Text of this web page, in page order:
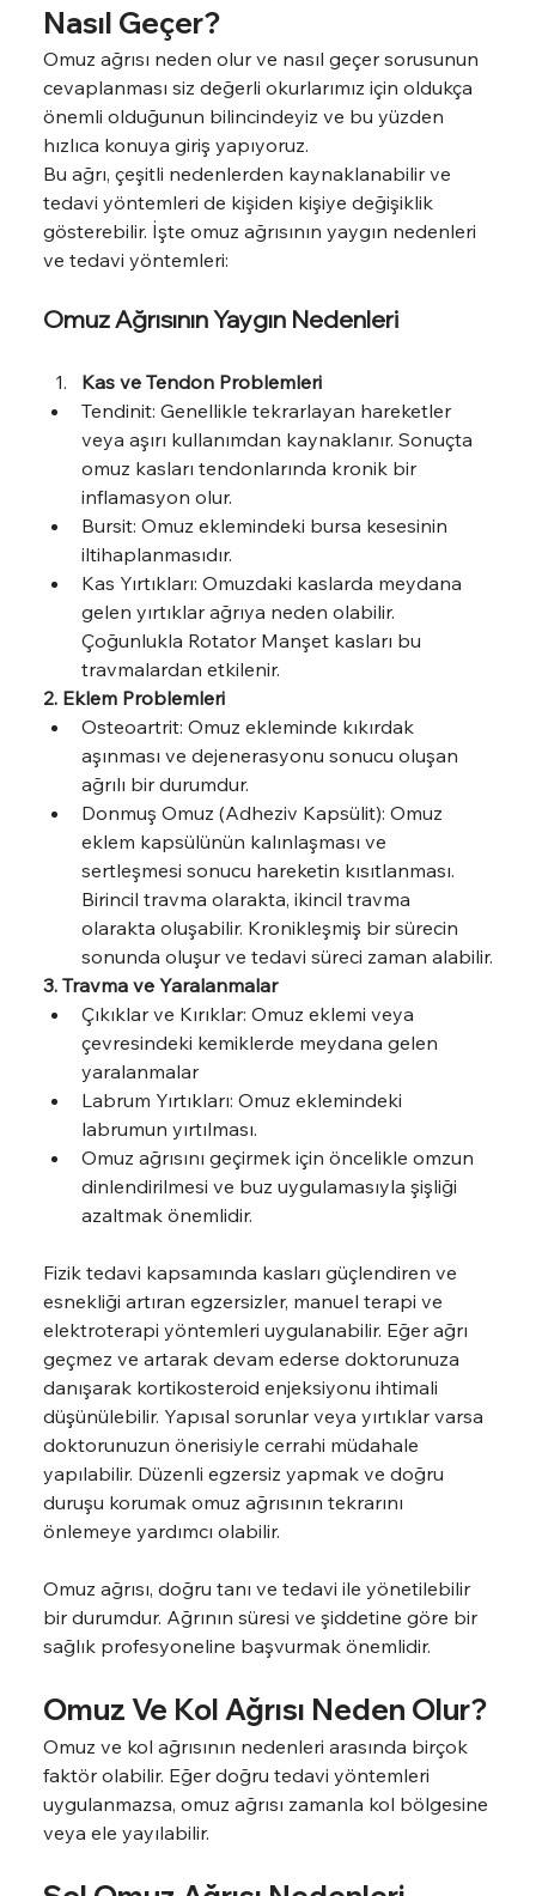
Nasıl Geçer?
Omuz ağrısı neden olur ve nasıl geçer sorusunun
cevaplanması siz değerli okurlarımız için oldukça
önemli olduğunun bilincindeyiz ve bu yüzden
hızlıca konuya giriş yapıyoruz.
Bu ağrı, çeşitli nedenlerden kaynaklanabilir ve
tedavi yöntemleri de kişiden kişiye değişiklik
gösterebilir. İşte omuz ağrısının yaygın nedenleri
ve tedavi yöntemleri:
Omuz Ağrısının Yaygın Nedenleri
Kas ve Tendon Problemleri
Tendinit: Genellikle tekrarlayan hareketler
veya aşırı kullanımdan kaynaklanır. Sonuçta
omuz kasları tendonlarında kronik bir
inflamasyon olur.
Bursit: Omuz eklemindeki bursa kesesinin
iltihaplanmasıdır.
Kas Yırtıkları: Omuzdaki kaslarda meydana
gelen yırtıklar ağrıya neden olabilir.
Çoğunlukla Rotator Manşet kasları bu
travmalardan etkilenir.
2. Eklem Problemleri
Osteoartrit: Omuz ekleminde kıkırdak
aşınması ve dejenerasyonu sonucu oluşan
ağrılı bir durumdur.
Donmuş Omuz (Adheziv Kapsülit): Omuz
eklem kapsülünün kalınlaşması ve
sertleşmesi sonucu hareketin kısıtlanması.
Birincil travma olarakta, ikincil travma
olarakta oluşabilir. Kronikleşmiş bir sürecin
sonunda oluşur ve tedavi süreci zaman alabilir.
3. Travma ve Yaralanmalar
Çıkıklar ve Kırıklar: Omuz eklemi veya
çevresindeki kemiklerde meydana gelen
yaralanmalar
Labrum Yırtıkları: Omuz eklemindeki
labrumun yırtılması.
Omuz ağrısını geçirmek için öncelikle omzun
dinlendirilmesi ve buz uygulamasıyla şişliği
azaltmak önemlidir.
Fizik tedavi kapsamında kasları güçlendiren ve
esnekliği artıran egzersizler, manuel terapi ve
elektroterapi yöntemleri uygulanabilir. Eğer ağrı
geçmez ve artarak devam ederse doktorunuza
danışarak kortikosteroid enjeksiyonu ihtimali
düşünülebilir. Yapısal sorunlar veya yırtıklar varsa
doktorunuzun önerisiyle cerrahi müdahale
yapılabilir. Düzenli egzersiz yapmak ve doğru
duruşu korumak omuz ağrısının tekrarını
önlemeye yardımcı olabilir.
Omuz ağrısı, doğru tanı ve tedavi ile yönetilebilir
bir durumdur. Ağrının süresi ve şiddetine göre bir
sağlık profesyoneline başvurmak önemlidir.
Omuz Ve Kol Ağrısı Neden Olur?
Omuz ve kol ağrısının nedenleri arasında birçok
faktör olabilir. Eğer doğru tedavi yöntemleri
uygulanmazsa, omuz ağrısı zamanla kol bölgesine
veya ele yayılabilir.